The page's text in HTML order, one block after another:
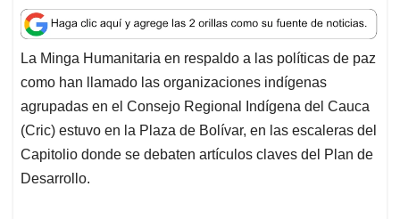
a
t
s
A
p
p
c
e
b
o
o
k
n
k
e
d
I
n
a
i
l
r
e
a
d
s
La Minga Humanitaria en respaldo a las políticas de paz
como han llamado las organizaciones indígenas
agrupadas en el Consejo Regional Indígena del Cauca
(Cric) estuvo en la Plaza de Bolívar, en las escaleras del
Capitolio donde se debaten artículos claves del Plan de
Desarrollo.